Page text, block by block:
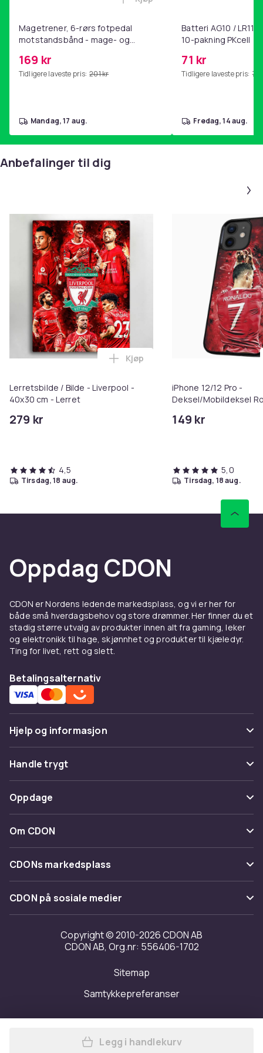
Magetrener, 6-rørs fotpedal
motstandsbånd - mage- og
hjemmegymnastikk Pink
169 kr
Tidligere laveste pris: 201 kr
Legg Magetrener, 6-rørs
mandag, 17 aug.
Batteri AG10 /
10-pakning PKcell
71 kr
Tidligere laveste pris: 76
fredag, 14 aug.
Anbefalinger til dig
Lerretsbilde / Bilde - Liverpool -
40x30 cm - Lerret
279 kr
Legg Lerretsbilde / Bilde -
Kjøp
4,5
tirsdag, 18 aug.
iPhone 12/12 Pro -
Deksel/Mobildeksel
149 kr
5,0
tirsdag, 18 aug.
Oppdag CDON
CDON er Nordens ledende markedsplass, og vi er her for
både små hverdagsbehov og store drømmer. Her finner du et
stadig større utvalg av produkter innen alt fra gaming, leker
og elektronikk til hage, skjønnhet og produkter til kjæledyr.
Ting for livet, rett og slett.
Betalingsalternativ
Hjelp og informasjon
Vanlige spørsmål
Spor pakke
Angre & returner her
Kontakt oss
Handle trygt
Betaling
Levering
Tilbakekallinger
Oppdage
Kategorier
Varemerker
Om CDON
Om oss
Kundeanmeldelser
Jobbe på CDON
Investor relations
Tilgjengelighet
CDONs markedsplass
Merchant Help Center
CDON på sosiale medier
Copyright © 2010-2026 CDON AB
CDON AB, Org.nr: 556406-1702
Sitemap
Samtykkepreferanser
Legg Lerretsbilde / Bilde -
Legg i handlekurv